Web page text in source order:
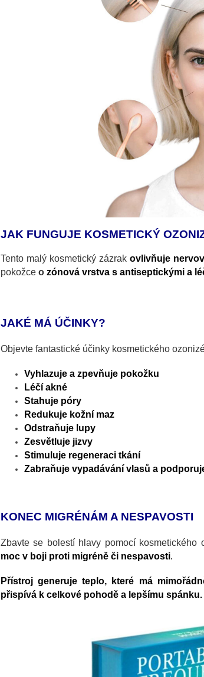
JAK FUNGUJE KOSMETICKÝ
Tento malý kosmetický zázrak ovlivňuje
pokožce o zónová vrstva s antiseptickými a
JAKÉ MÁ ÚČINKY?
Objevte fantastické účinky kosmetického
Vyhlazuje a zpevňuje pokožku
Léčí akné
Stahuje póry
Redukuje kožní maz
Odstraňuje lupy
Zesvětluje jizvy
Stimuluje regeneraci tkání
Zabraňuje vypadávání vlasů a
KONEC MIGRÉNÁM A NESPAVOSTI
Zbavte se bolestí hlavy pomocí kosmetického
moc v boji proti migréně či nespavosti.
Přístroj generuje teplo, které má
přispívá k celkové pohodě a lepšímu spánku.